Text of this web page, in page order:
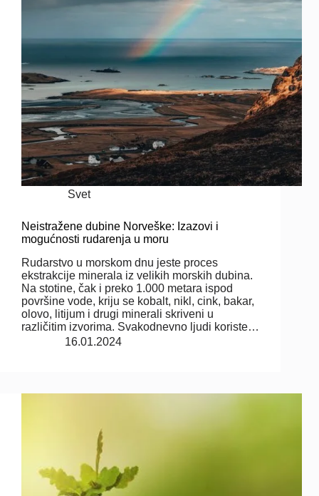
Svet
Neistražene dubine Norveške: Izazovi i
mogućnosti rudarenja u moru
Rudarstvo u morskom dnu jeste proces
ekstrakcije minerala iz velikih morskih dubina.
Na stotine, čak i preko 1.000 metara ispod
površine vode, kriju se kobalt, nikl, cink, bakar,
olovo, litijum i drugi minerali skriveni u
različitim izvorima. Svakodnevno ljudi koriste…
16.01.2024